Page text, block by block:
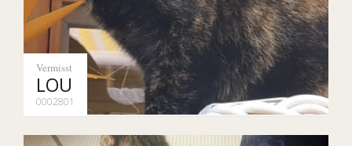
Vermisst
LOU
0002801